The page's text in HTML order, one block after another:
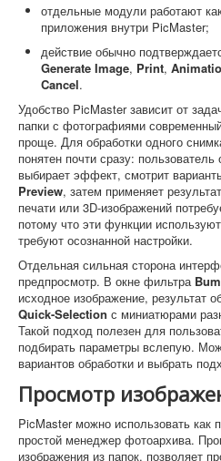
отдельные модули работают
приложения внутри PicMaster;
действие обычно
Generate Image, Print,
Cancel.
Удобство PicMaster зависит от
папки с фотографиями
проще. Для обработки одного
понятен почти сразу:
выбирает эффект, смотрит
Preview, затем применяет
печати или 3D-изображений
потому что эти функции
требуют осознанной настройки.
Отдельная сильная сторона
предпросмотр. В окне фильтра
исходное изображение, результат
Quick-Selection с миниатюрами
Такой подход полезен для
подбирать параметры вслепую.
вариантов обработки и выбрать
Просмотр
PicMaster можно использовать как
простой менеджер фотоархива.
изображения из папок, позволяет